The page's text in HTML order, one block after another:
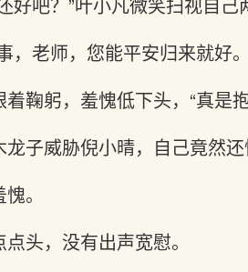
，老师，您能平安归来就好
着鞠躬，羞愧低下头，“真是
龙子威胁倪小晴，自己竟然
。
头，没有出声宽慰。